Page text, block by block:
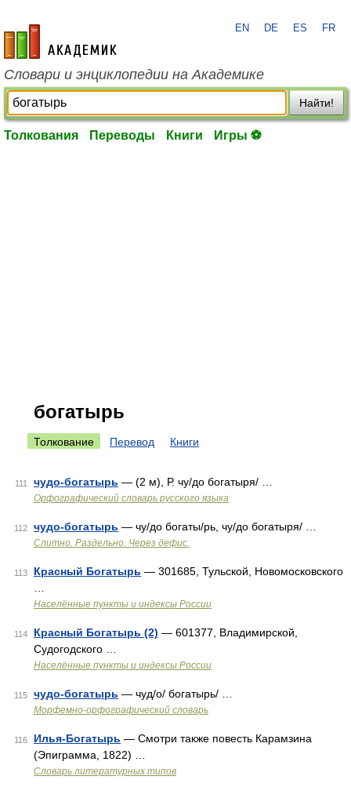
academic.ru
EN DE ES FR
Словари и энциклопедии на Академике
Найти!
Толкования Переводы Книги Игры ⚽
богатырь
Толкование Перевод Книги
111 чудо-богатырь — (2 м), Р. чу/до богатыря/ …
Орфографический словарь русского языка
112 чудо-богатырь — чу/до богаты/рь, чу/до богатыря/ …
Слитно. Раздельно. Через дефис.
113 Красный Богатырь — 301685, Тульской, Новомосковского
Населённые пункты и индексы России
114 Красный Богатырь (2) — 601377, Владимирской,
Судогодского …
Населённые пункты и индексы России
115 чудо-богатырь — чуд/о/ богатырь/ …
Морфемно-орфографический словарь
116 Илья-Богатырь — Смотри также повесть Карамзина
(Эпиграмма, 1822) …
Словарь литературных типов